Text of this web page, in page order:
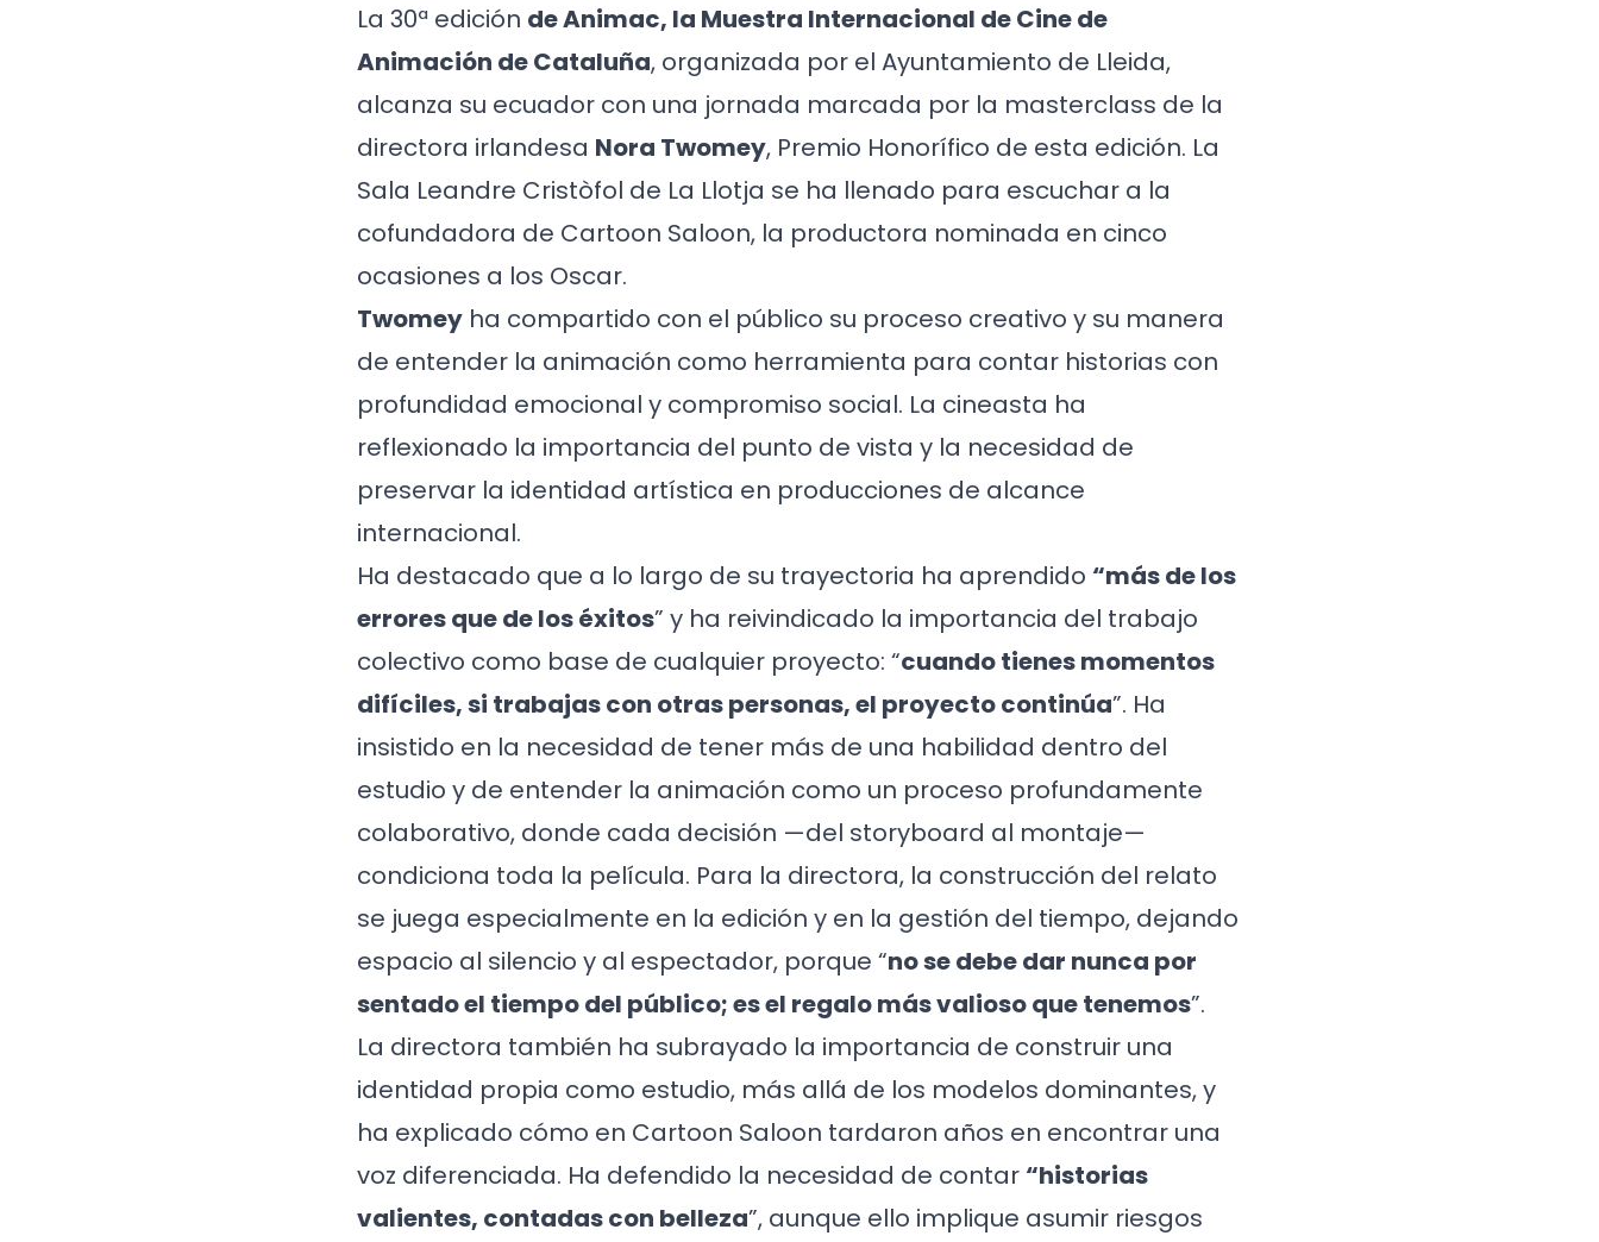
La 30ª edición de Animac, la Muestra Internacional de Cine de
Animación de Cataluña, organizada por el Ayuntamiento de Lleida,
alcanza su ecuador con una jornada marcada por la masterclass de la
directora irlandesa Nora Twomey, Premio Honorífico de esta edición. La
Sala Leandre Cristòfol de La Llotja se ha llenado para escuchar a la
cofundadora de Cartoon Saloon, la productora nominada en cinco
ocasiones a los Oscar.
Twomey ha compartido con el público su proceso creativo y su manera
de entender la animación como herramienta para contar historias con
profundidad emocional y compromiso social. La cineasta ha
reflexionado la importancia del punto de vista y la necesidad de
preservar la identidad artística en producciones de alcance
internacional.
Ha destacado que a lo largo de su trayectoria ha aprendido “más de los
errores que de los éxitos” y ha reivindicado la importancia del trabajo
colectivo como base de cualquier proyecto: “cuando tienes momentos
difíciles, si trabajas con otras personas, el proyecto continúa”. Ha
insistido en la necesidad de tener más de una habilidad dentro del
estudio y de entender la animación como un proceso profundamente
colaborativo, donde cada decisión —del storyboard al montaje—
condiciona toda la película. Para la directora, la construcción del relato
se juega especialmente en la edición y en la gestión del tiempo, dejando
espacio al silencio y al espectador, porque “no se debe dar nunca por
sentado el tiempo del público; es el regalo más valioso que tenemos”.
La directora también ha subrayado la importancia de construir una
identidad propia como estudio, más allá de los modelos dominantes, y
ha explicado cómo en Cartoon Saloon tardaron años en encontrar una
voz diferenciada. Ha defendido la necesidad de contar “historias
valientes, contadas con belleza”, aunque ello implique asumir riesgos